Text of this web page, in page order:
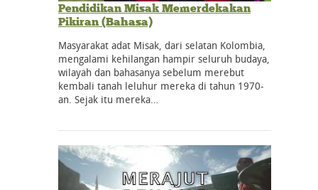
Pendidikan Misak Memerdekakan
Pikiran (Bahasa)
Masyarakat adat Misak, dari selatan Kolombia,
mengalami kehilangan hampir seluruh budaya,
wilayah dan bahasanya sebelum merebut
kembali tanah leluhur mereka di tahun 1970-
an. Sejak itu mereka…